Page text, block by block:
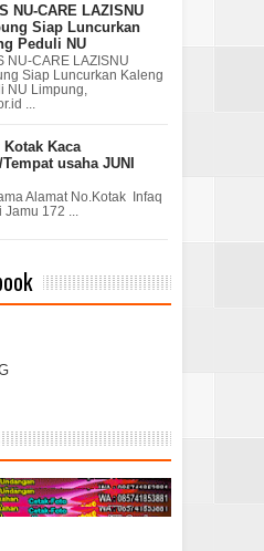
NU-CARE LAZISNU
Siap Luncurkan
Peduli NU
NU-CARE LAZISNU
Siap Luncurkan Kaleng
NU Limpung,
...
Kotak Kaca
usaha JUNI
Alamat No.Kotak Infaq
Jamu 172 ...